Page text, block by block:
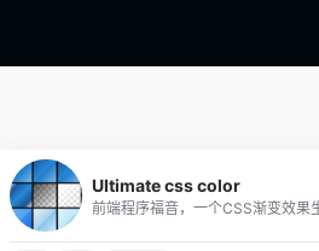
UItimate css color